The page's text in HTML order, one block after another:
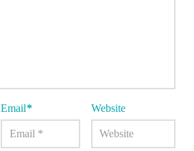
Email* Website